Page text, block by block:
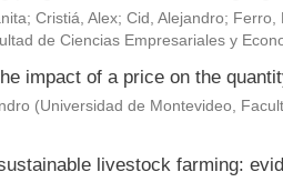
; Cristiá, Alex; Cid, Alejandro; Ferro,
de Ciencias Empresariales y
impact of a price on the
(Universidad de Montevideo,
livestock farming: